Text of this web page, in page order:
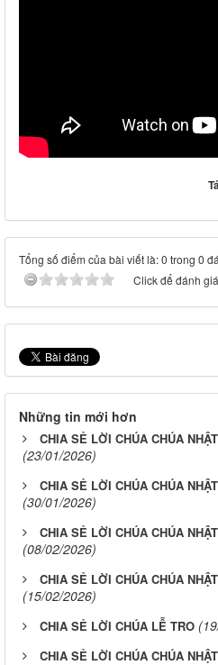
Tổng số điểm của bài viết là: 0 trong 0
Click để đánh
Những tin mới hơn
CHIA SẺ LỜI CHÚA CHÚA
(23/01/2026)
CHIA SẺ LỜI CHÚA CHÚA
(30/01/2026)
CHIA SẺ LỜI CHÚA CHÚA
(08/02/2026)
CHIA SẺ LỜI CHÚA CHÚA
(15/02/2026)
CHIA SẺ LỜI CHÚA LỄ TRO
CHIA SẺ LỜI CHÚA CHÚA